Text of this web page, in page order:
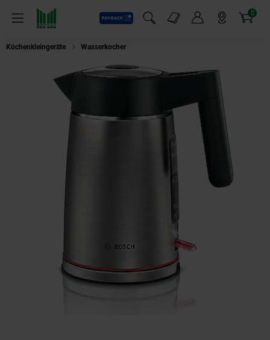
Menü
Payback
Suchfeld einblenden
Markt-Angebote 0
Artikel
Küchenkleingeräte Wasserkocher